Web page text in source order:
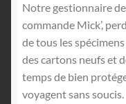
Notre gestionnaire
commande Mick’,
de tous les
des cartons neufs et
temps de bien
voyagent sans